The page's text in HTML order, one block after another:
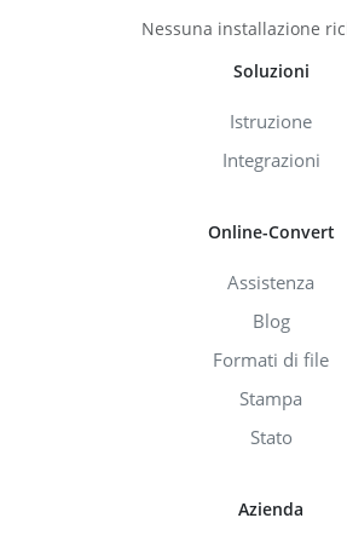
Nessuna installazione
Soluzioni
Istruzione
Integrazioni
Online-Convert
Assistenza
Blog
Formati di file
Stampa
Stato
Azienda